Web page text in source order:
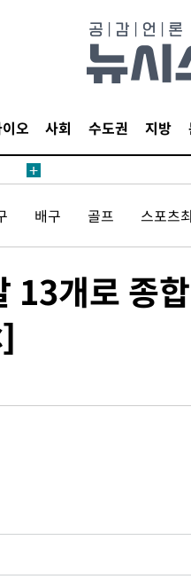
오 사회 수도권 지방
9곳
배구 골프 스포츠
13개로 종